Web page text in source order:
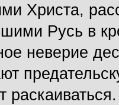
Христа,
Русь в
неверие